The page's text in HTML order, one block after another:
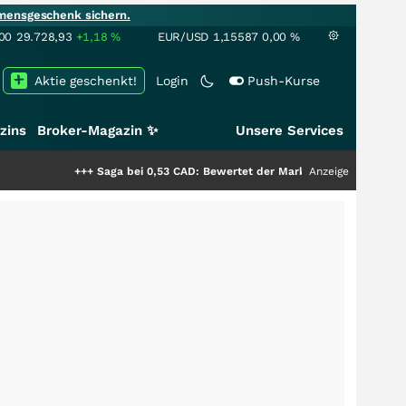
sichern.
29.728,93 +1,18% EUR/USD 1,15587 0,00 %
Login Push-Kurse
Aktie geschenkt!
Broker-Magazin ✨ Unsere Services
Saga bei 0,53 CAD: Bewertet der Markt noch immer nur die Hälfte
Anzeige